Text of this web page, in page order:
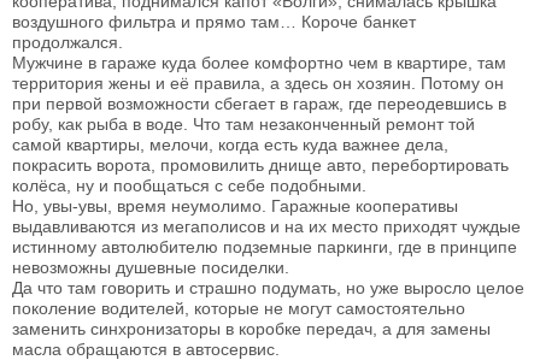
воздушного фильтра и прямо там… Короче банкет
продолжался.
Мужчине в гараже куда более комфортно чем в квартире, там
территория жены и её правила, а здесь он хозяин. Потому он
при первой возможности сбегает в гараж, где переодевшись в
робу, как рыба в воде. Что там незаконченный ремонт той
самой квартиры, мелочи, когда есть куда важнее дела,
покрасить ворота, промовилить днище авто, перебортировать
колёса, ну и пообщаться с себе подобными.
Но, увы-увы, время неумолимо. Гаражные кооперативы
выдавливаются из мегаполисов и на их место приходят чуждые
истинному автолюбителю подземные паркинги, где в принципе
невозможны душевные посиделки.
Да что там говорить и страшно подумать, но уже выросло целое
поколение водителей, которые не могут самостоятельно
заменить синхронизаторы в коробке передач, а для замены
масла обращаются в автосервис.